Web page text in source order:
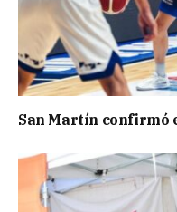
San Martín confirmó